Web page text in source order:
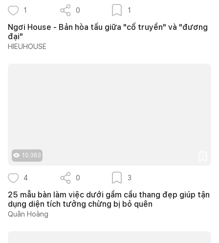
1 0 1
Ngơi House - Bản hòa tấu giữa "cổ truyền" và "đương
đại"
HIEUHOUSE
10.363
4 0 3
25 mẫu bàn làm việc dưới gầm cầu thang đẹp giúp tận
dụng diện tích tưởng chừng bị bỏ quên
Quân Hoàng